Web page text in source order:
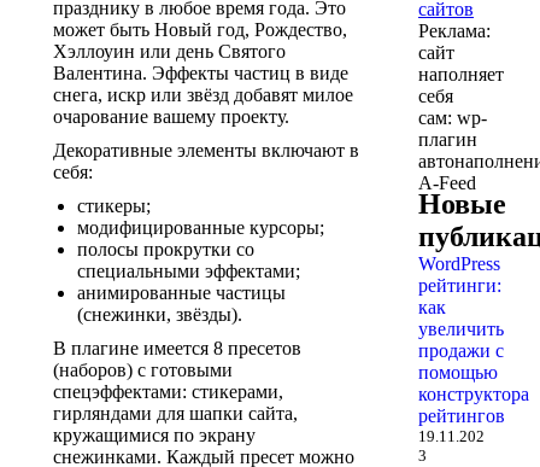
празднику в любое время года. Это
может быть Новый год, Рождество,
Хэллоуин или день Святого
Валентина. Эффекты частиц в виде
снега, искр или звёзд добавят милое
очарование вашему проекту.
Декоративные элементы включают в
себя:
стикеры;
модифицированные курсоры;
полосы прокрутки со
специальными эффектами;
анимированные частицы
(снежинки, звёзды).
В плагине имеется 8 пресетов
(наборов) с готовыми
спецэффектами: стикерами,
гирляндами для шапки сайта,
кружащимися по экрану
снежинками. Каждый пресет можно
Реклама:
сайт
наполняет
себя
сам: wp-
плагин
A-Feed
Новые
WordPress
рейтинги:
как
увеличить
продажи с
помощью
конструктора
рейтингов
19.11.202
3